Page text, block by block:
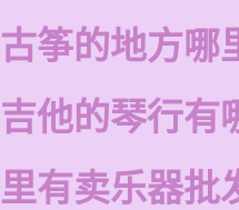
筝的地方哪
他的琴行有
有卖乐器批